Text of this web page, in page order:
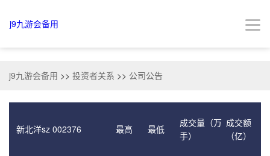
j9九游会备用
j9九游会备用 >> 投资者关系 >> 公司公告
公司公告 | 定期报告 | 规章制度 ||
新北洋sz 002376
最高 最低
成交量（万
手）
成交额
（亿）